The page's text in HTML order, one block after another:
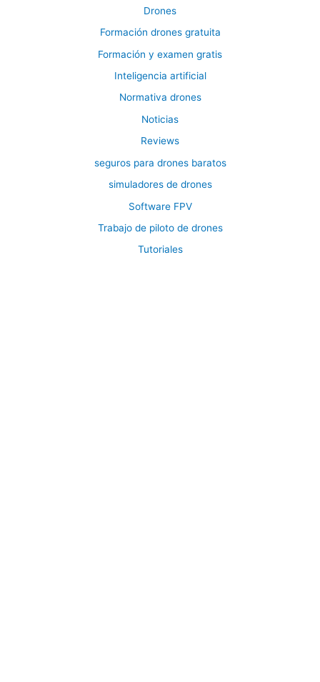
Drones
Formación drones gratuita
Formación y examen gratis
Inteligencia artificial
Normativa drones
Noticias
Reviews
seguros para drones baratos
simuladores de drones
Software FPV
Trabajo de piloto de drones
Tutoriales